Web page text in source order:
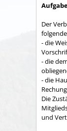
Der
- die
- die
- die
Die
und